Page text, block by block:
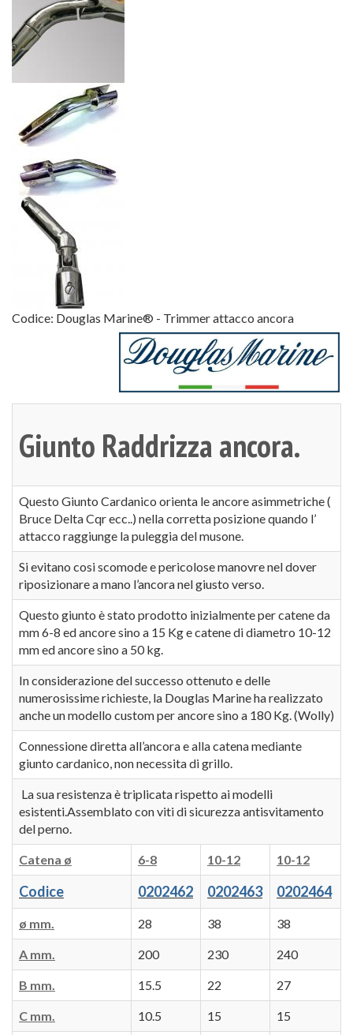
Codice: Douglas Marine® - Trimmer attacco ancora
Giunto Raddrizza ancora.
Questo Giunto Cardanico orienta le ancore asimmetriche (
Bruce Delta Cqr ecc..) nella corretta posizione quando l’
attacco raggiunge la puleggia del musone.
Si evitano cosi scomode e pericolose manovre nel dover
riposizionare a mano l’ancora nel giusto verso.
Questo giunto è stato prodotto inizialmente per catene da
mm 6-8 ed ancore sino a 15 Kg e catene di diametro 10-12
mm ed ancore sino a 50 kg.
In considerazione del successo ottenuto e delle
numerosissime richieste, la Douglas Marine ha realizzato
anche un modello custom per ancore sino a 180 Kg. (Wolly)
Connessione diretta all’ancora e alla catena mediante
giunto cardanico, non necessita di grillo.
La sua resistenza è triplicata rispetto ai modelli
esistenti.Assemblato con viti di sicurezza antisvitamento
del perno.
Catena ø 6-8 10-12 10-12
Codice 0202462 0202463 0202464
ø mm. 28 38 38
A mm. 200 230 240
B mm. 15.5 22 27
C mm. 10.5 15 15